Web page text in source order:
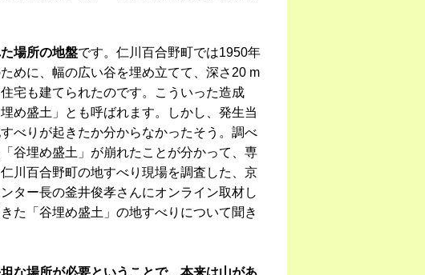
場所の地盤です。仁川百合野町では1950年
めに、幅の広い谷を埋め立てて、深さ20 m
宅も建てられたのです。こういった造成
め盛土」とも呼ばれます。しかし、発生当
べりが起きたか分からなかったそう。調べ
谷埋め盛土」が崩れたことが分かって、専
川百合野町の地すべり現場を調査した、京
ター長の釜井俊孝さんにオンライン取材し
た「谷埋め盛土」の地すべりについて聞き
な場所が必要ということで、本来は山があ